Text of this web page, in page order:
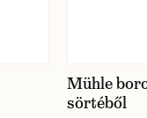
Mühle
sörtéből